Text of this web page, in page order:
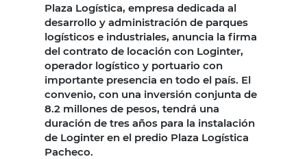
Plaza Logística, empresa dedicada al
desarrollo y administración de parques
logísticos e industriales, anuncia la firma
del contrato de locación con Loginter,
operador logístico y portuario con
importante presencia en todo el país. El
convenio, con una inversión conjunta de
8.2 millones de pesos, tendrá una
duración de tres años para la instalación
de Loginter en el predio Plaza Logística
Pacheco.